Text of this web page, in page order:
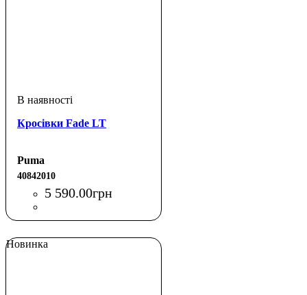
Кросівки Fade LT
Puma
40842010
5 590.00грн
Новинка